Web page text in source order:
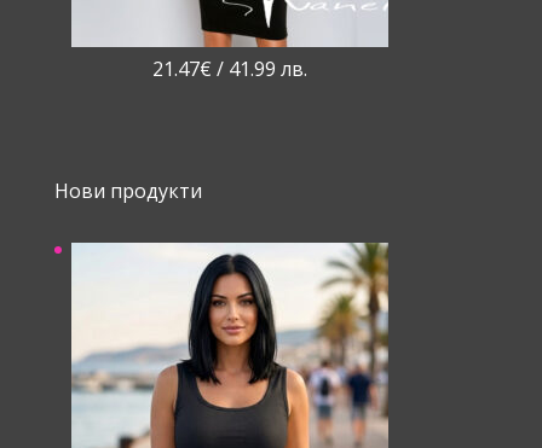
21.47€ / 41.99 лв.
Нови продукти